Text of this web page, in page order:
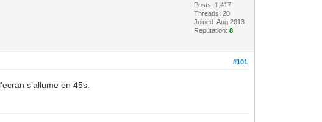
Posts: 1,417
Threads: 20
Joined: Aug 2013
Reputation:8
#101
s'allume en 45s.